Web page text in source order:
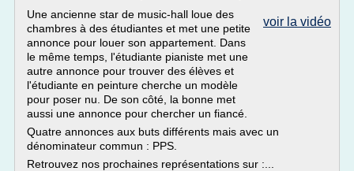
voir la vidéo
Une ancienne star de music-hall loue des
chambres à des étudiantes et met une petite
annonce pour louer son appartement. Dans
le même temps, l'étudiante pianiste met une
autre annonce pour trouver des élèves et
l'étudiante en peinture cherche un modèle
pour poser nu. De son côté, la bonne met
aussi une annonce pour chercher un fiancé.
Quatre annonces aux buts différents mais avec un
dénominateur commun : PPS.
Retrouvez nos prochaines représentations sur :...